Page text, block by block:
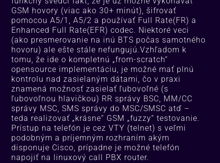
GSM hovory (viac ako 30+ minút), šifrovať
pomocou A5/1, A5/2 a používať Full Rate(FR) a
Enhanced Full Rate(EFR) codec. Niektoré veci
(ako presmerovanie na inú BTS počas samotného
hovoru) ale ešte stále nefungujú.Vzhľadom k
tomu, že ide o kompletnú „from-scratch“
opensource implementáciu, je možné mať plnú
kontrolu nad zasielaným dátami, čo v praxi
znamená možnosť zasielať ľubovoľné (s
ľubovoľnou hlavičkou) RR správy BSC, MM/CC
správy MSC, SMS správy do MSC/SMSC atď –
teda realizovať „krásne“ GSM „fuzzy“ testovanie.
Prístup na telefón je cez VTY (telnet) s veľmi
podobným a príjemným rozhraním akým
disponuje Cisco, prípadne je možné telefón
napojiť na linuxový call PBX router.